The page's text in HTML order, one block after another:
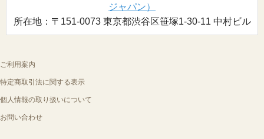
ジャパン）
所在地：〒151-0073 東京都渋谷区笹塚1-30-11 中村ビル
ご利用案内
特定商取引法に関する表示
個人情報の取り扱いについて
お問い合わせ